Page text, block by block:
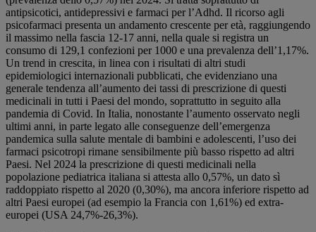
antipsicotici, antidepressivi e farmaci per l’Adhd. Il ricorso agli
psicofarmaci presenta un andamento crescente per età, raggiungendo
il massimo nella fascia 12‐17 anni, nella quale si registra un
consumo di 129,1 confezioni per 1000 e una prevalenza dell’1,17%.
Un trend in crescita, in linea con i risultati di altri studi
epidemiologici internazionali pubblicati, che evidenziano una
generale tendenza all’aumento dei tassi di prescrizione di questi
medicinali in tutti i Paesi del mondo, soprattutto in seguito alla
pandemia di Covid. In Italia, nonostante l’aumento osservato negli
ultimi anni, in parte legato alle conseguenze dell’emergenza
pandemica sulla salute mentale di bambini e adolescenti, l’uso dei
farmaci psicotropi rimane sensibilmente più basso rispetto ad altri
Paesi. Nel 2024 la prescrizione di questi medicinali nella
popolazione pediatrica italiana si attesta allo 0,57%, un dato sì
raddoppiato rispetto al 2020 (0,30%), ma ancora inferiore rispetto ad
altri Paesi europei (ad esempio la Francia con 1,61%) ed extra‐
europei (USA 24,7%‐26,3%).